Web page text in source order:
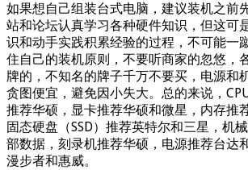
如果想自己组装台式电脑，建议装机之前
站和论坛认真学习各种硬件知识，但这可
识和动手实践积累经验的过程，不可能一
住自己的装机原则，不要听商家的忽悠，
牌的，不知名的牌子千万不要买，电源和
贪图便宜，避免因小失大。总的来说，
推荐华硕，显卡推荐华硕和微星，内存推
固态硬盘（SSD）推荐英特尔和三星，机
部数据，刻录机推荐华硕，电源推荐台达
漫步者和惠威。